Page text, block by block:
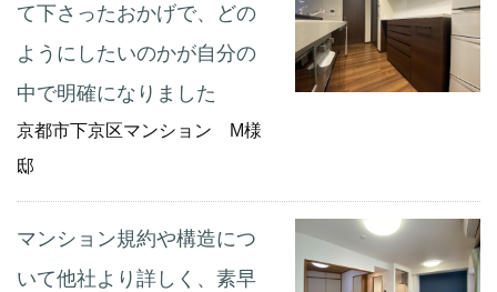
て下さったおかげで、どの
ようにしたいのかが自分の
中で明確になりました
京都市下京区マンション M様
邸
マンション規約や構造につ
いて他社より詳しく、素早